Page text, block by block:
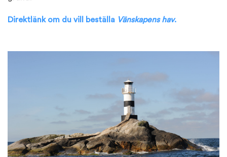
Direktlänk om du vill beställa Vänskapens hav.